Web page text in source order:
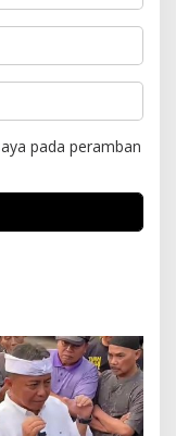
pada peramban